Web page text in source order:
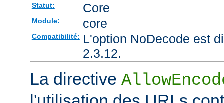
Statut: Core
Module: core
Compatibilité: L'option NoDecode est
2.3.12.
La directive